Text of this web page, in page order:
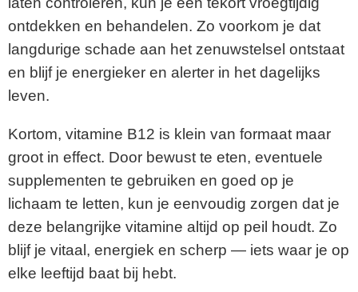
ontdekken en behandelen. Zo voorkom je dat
langdurige schade aan het zenuwstelsel ontstaat
en blijf je energieker en alerter in het dagelijks
leven.
Kortom, vitamine B12 is klein van formaat maar
groot in effect. Door bewust te eten, eventuele
supplementen te gebruiken en goed op je
lichaam te letten, kun je eenvoudig zorgen dat je
deze belangrijke vitamine altijd op peil houdt. Zo
blijf je vitaal, energiek en scherp — iets waar je op
elke leeftijd baat bij hebt.